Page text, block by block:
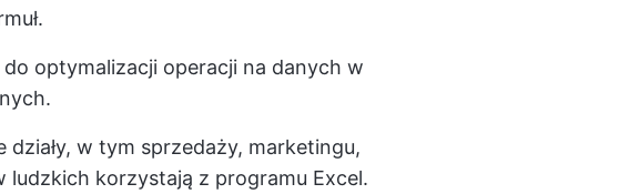
optymalizacji operacji na danych w
w tym sprzedaży, marketingu,
korzystają z programu Excel.